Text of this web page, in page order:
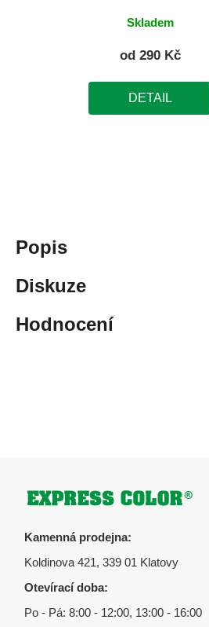
Skladem
od 290 Kč
DETAIL
Popis
Diskuze
Hodnocení
Zápatí
Kamenná prodejna:
Koldinova 421, 339 01 Klatovy
Otevírací doba:
Po - Pá: 8:00 - 12:00, 13:00 - 16:00